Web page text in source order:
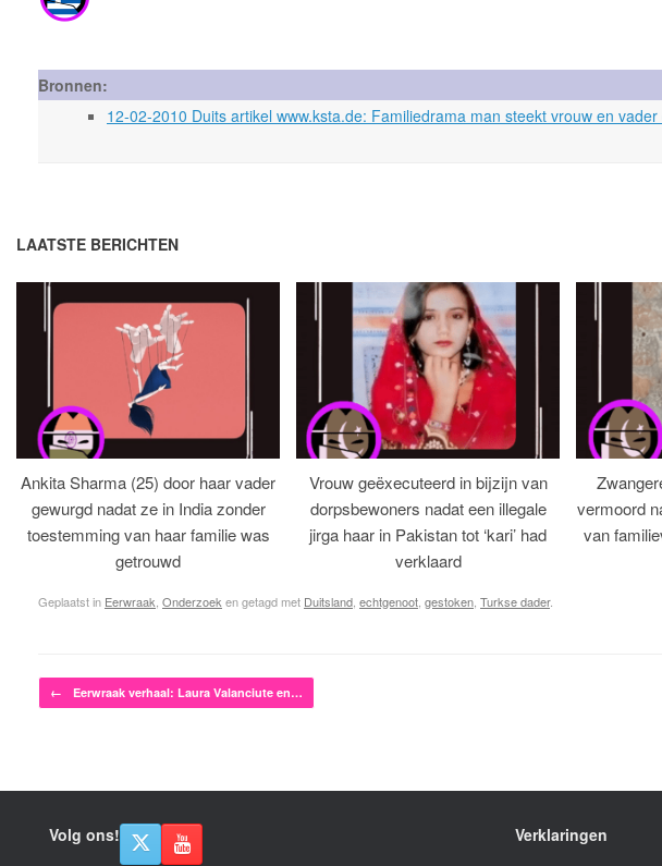
Bronnen:
12-02-2010 Duits artikel www.ksta.de: Familiedrama man steekt vrouw en vader
LAATSTE BERICHTEN
Ankita Sharma (25) door haar vader
gewurgd nadat ze in India zonder
toestemming van haar familie was
getrouwd
Vrouw geëxecuteerd in bijzijn van
dorpsbewoners nadat een illegale
jirga haar in Pakistan tot ‘kari’ had
verklaard
vermoord
van
Geplaatst in Eerwraak Onderzoek en getagd met Duitsland echtgenoot gestoken Turkse dader.
Bericht navigatie
← Eerwraak verhaal: Laura Valanciute en…
Volg ons! Verklaringen